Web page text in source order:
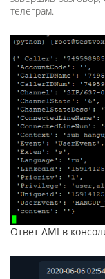
телеграм.
Ответ AMI в